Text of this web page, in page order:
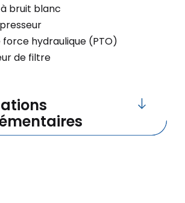
bruit blanc
force hydraulique (PTO)
de filtre